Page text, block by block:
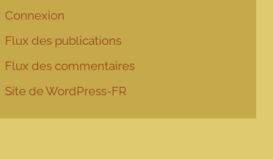
Connexion
Flux des publications
Flux des commentaires
Site de WordPress-FR